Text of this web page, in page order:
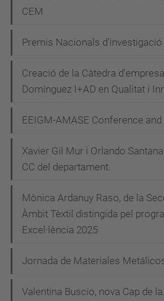
CEM
Premis Nacionals d'investigació
Creació de la Càtedra
Domínguez I+AD en Qualitat i
EEIGM-AMASE Conference
Xavier Gil Mur i Orlando
CC del departament.
Mònica Ardanuy Raso, de la
Àmbit Tèxtil distingida pel
Excel·lència 2025
Jornada de Materiales
Valentina Buscio, nova Cap de